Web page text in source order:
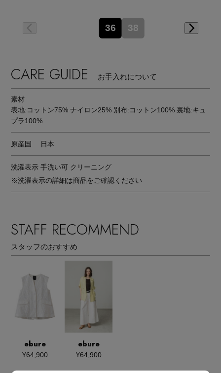
36 38
CARE GUIDE お手入れについて
素材
表地:コットン75% ナイロン25% 別布:コットン100% 裏地:キュ
プラ100%
原産国 日本
洗濯表示 手洗い可 クリーニング
※洗濯表示の詳細は商品をご確認ください
STAFF RECOMMEND
スタッフのおすすめ
ebure
¥64,900
ebure
¥64,900